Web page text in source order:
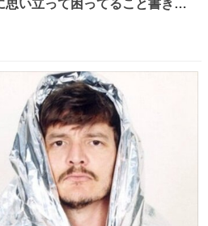
思い立って困ってること書き出
ってすごい勢いで埋まってワロ